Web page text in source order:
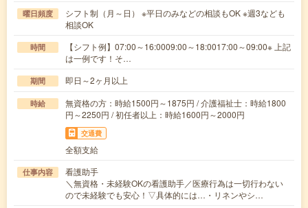
曜日頻度
シフト制（月～日） ※平日のみなどの相談もOK ※週3なども
相談OK
時間
【シフト例】07:00～16:0009:00～18:0017:00～09:00※ 上記
は一例です！そ…
期間 即日～2ヶ月以上
時給
無資格の方：時給1500円～1875円 / 介護福祉士：時給1800
円～2250円 / 初任者以上：時給1600円～2000円
交通費
全額支給
仕事内容
看護助手
＼無資格・未経験OKの看護助手／医療行為は一切行わない
ので未経験でも安心！▽具体的には…・リネンやシ…